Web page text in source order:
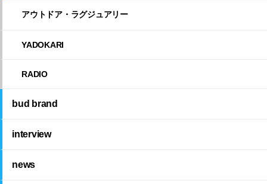
アウトドア・ラグジュアリー
YADOKARI
RADIO
bud brand
interview
news